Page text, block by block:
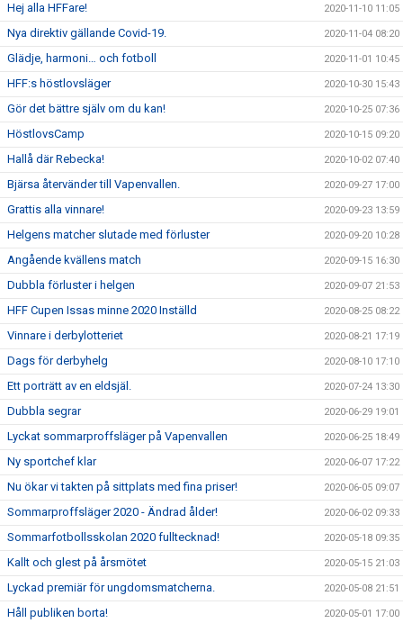
Hej alla HFFare! 2020-11-10 11:05
Nya direktiv gällande Covid-19. 2020-11-04 08:20
Glädje, harmoni… och fotboll 2020-11-01 10:45
HFF:s höstlovsläger 2020-10-30 15:43
Gör det bättre själv om du kan! 2020-10-25 07:36
HöstlovsCamp 2020-10-15 09:20
Hallå där Rebecka! 2020-10-02 07:40
Bjärsa återvänder till Vapenvallen. 2020-09-27 17:00
Grattis alla vinnare! 2020-09-23 13:59
Helgens matcher slutade med förluster 2020-09-20 10:28
Angående kvällens match 2020-09-15 16:30
Dubbla förluster i helgen 2020-09-07 21:53
HFF Cupen Issas minne 2020 Inställd 2020-08-25 08:22
Vinnare i derbylotteriet 2020-08-21 17:19
Dags för derbyhelg 2020-08-10 17:10
Ett porträtt av en eldsjäl. 2020-07-24 13:30
Dubbla segrar 2020-06-29 19:01
Lyckat sommarproffsläger på Vapenvallen 2020-06-25 18:49
Ny sportchef klar 2020-06-07 17:22
Nu ökar vi takten på sittplats med fina priser! 2020-06-05 09:07
Sommarproffsläger 2020 - Ändrad ålder! 2020-06-02 09:33
Sommarfotbollsskolan 2020 fulltecknad! 2020-05-18 09:35
Kallt och glest på årsmötet 2020-05-15 21:03
Lyckad premiär för ungdomsmatcherna. 2020-05-08 21:51
Håll publiken borta! 2020-05-01 17:00